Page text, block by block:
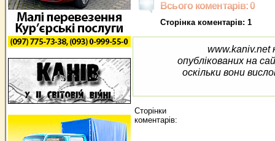
Всього коментарів: 0
Сторінка коментарів: 1
www.kaniv.net
опублікованих на
оскільки вони
Сторінки
коментарів: